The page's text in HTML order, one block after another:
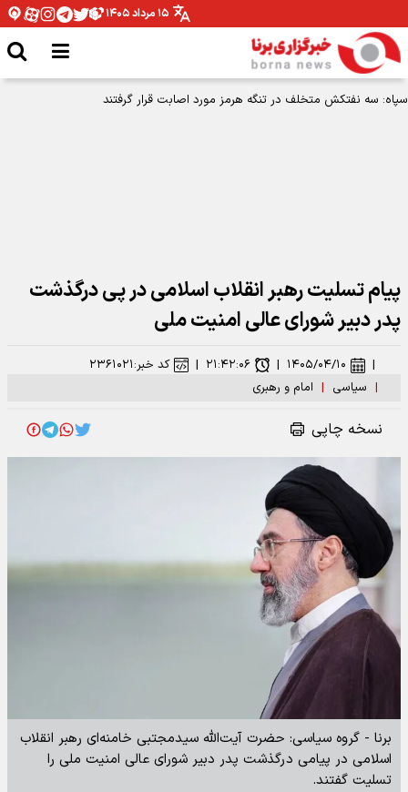
۱۵ مرداد ۱۴۰۵
سپاه: سه نفتکش متخلف در تنگه هرمز مورد اصابت قرار گرفتند
پیام تسلیت رهبر انقلاب اسلامی در پی درگذشت
پدر دبیر شورای عالی امنیت ملی
| سیاسی | امام و رهبری
| ۱۴۰۵/۰۴/۱۰ | ۲۱:۴۲:۰۶ | کد خبر:۲۳۶۱۰۲۱
نسخه چاپی
برنا - گروه سیاسی: حضرت آیت‌الله سیدمجتبی خامنه‌ای رهبر انقلاب
اسلامی در پیامی درگذشت پدر دبیر شورای عالی امنیت ملی را
تسلیت گفتند.